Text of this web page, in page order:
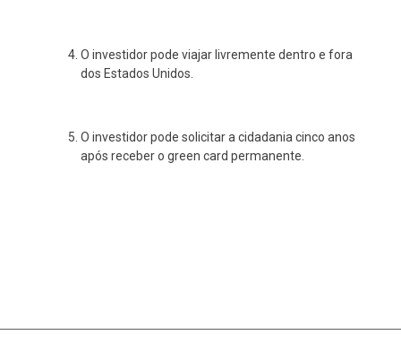
O investidor pode viajar livremente dentro e fora
dos Estados Unidos.
O investidor pode solicitar a cidadania cinco anos
após receber o green card permanente.